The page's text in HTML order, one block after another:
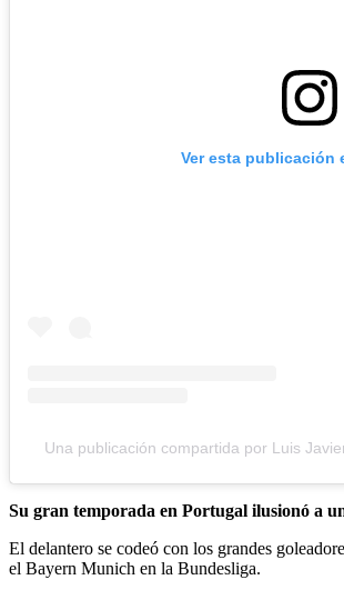
Ver esta publicación
Una publicación compartida por Luis
Su gran temporada en Portugal ilusionó a
El delantero se codeó con los grandes
el Bayern Munich en la Bundesliga.